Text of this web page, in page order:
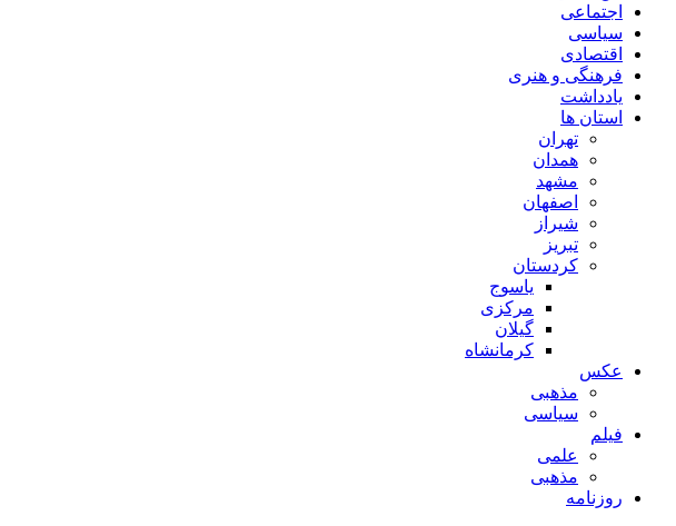
اجتماعی
سیاسی
اقتصادی
فرهنگی و هنری
یادداشت
استان ها
تهران
همدان
مشهد
اصفهان
شیراز
تبریز
کردستان
یاسوج
مرکزی
گیلان
کرمانشاه
عکس
مذهبی
سیاسی
فیلم
علمی
مذهبی
روزنامه